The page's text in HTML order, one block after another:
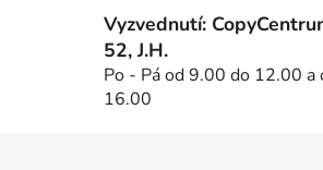
ý
i
Vyzvednutí:
52, J.H.
Po - Pá od 9.00 do 12.00
16.00